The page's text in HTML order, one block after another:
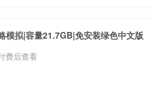
模拟|容量21.7GB|免安装绿色中文版
费后查看